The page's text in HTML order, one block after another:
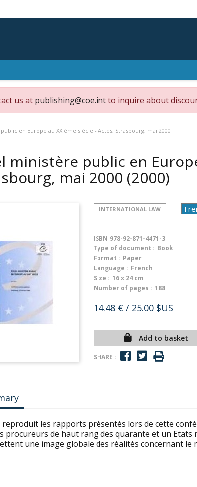
us at publishing@coe.intto inquire about
en Europe au XXIème siècle - Actes, Strasbourg, mai 2000
ministère public en
mai 2000 (2000)
INTERNATIONAL LAW
ISBN 978-92-871-4471-3
Type of document : Book
Format : Paper
Language : French
Size : 16 x 24 cm
Number of pages : 188
14.48 € / 25.00 $US
Add to basket
SHARE :
reproduit les rapports présentés lors de cette
procureurs de haut rang des quarante et un Etats
une image globale des réalités concernant le